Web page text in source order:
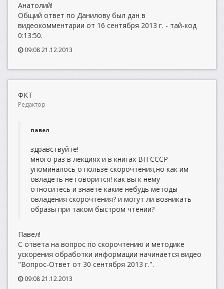
Анатолий!
Общий ответ по Данилову был дан в
видеокомментарии от 16 сентября 2013 г. - тай-код
0:13:50.
09:08 21.12.2013
ФКТ
Редактор
павел
здравствуйте!
много раз в лекциях и в книгах ВП СССР
упоминалось о пользе скорочтения,но как им
овладеть не говорится! как вы к нему
относитесь и знаете какие небудь методы
овладения скорочтения? и могут ли возникать
образы при таком быстром чтении?
Павел!
С ответа на вопрос по скорочтению и методике
ускорения обработки информации начинается видео
"Вопрос-Ответ от 30 сентября 2013 г.".
09:08 21.12.2013